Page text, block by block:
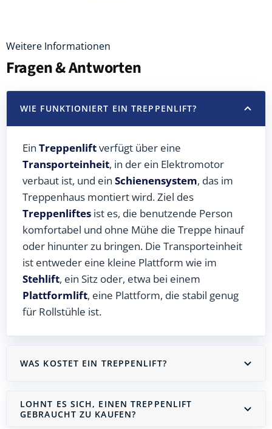
Weitere Informationen
Fragen & Antworten
WIE FUNKTIONIERT EIN TREPPENLIFT?
Ein Treppenliftverfügt über eine
Transporteinheit, in der ein Elektromotor
verbaut ist, und ein Schienensystem, das im
Treppenhaus montiert wird. Ziel des
Treppenliftes ist es, die benutzende Person
komfortabel und ohne Mühe die Treppe hinauf
oder hinunter zu bringen. Die Transporteinheit
ist entweder eine kleine Plattform wie im
Stehlift, ein Sitz oder, etwa bei einem
Plattformlift, eine Plattform, die stabil genug
für Rollstühle ist.
WAS KOSTET EIN TREPPENLIFT?
LOHNT ES SICH, EINEN TREPPENLIFT
GEBRAUCHT ZU KAUFEN?